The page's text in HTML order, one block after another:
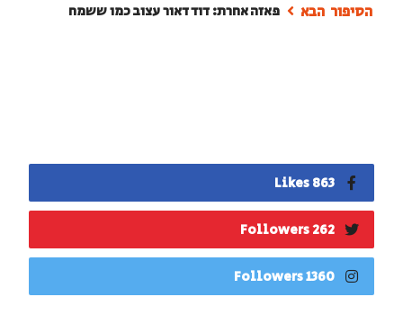
פאזה אחרת: דוד דאור עצוב כמו ששמח
863 Likes
262 Followers
1360 Followers